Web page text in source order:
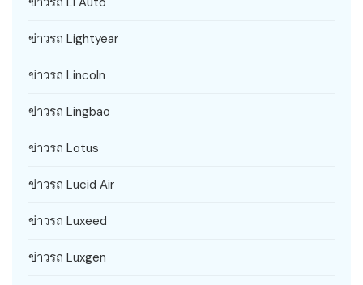
ข่าวรถ Lightyear
ข่าวรถ Lincoln
ข่าวรถ Lingbao
ข่าวรถ Lotus
ข่าวรถ Lucid Air
ข่าวรถ Luxeed
ข่าวรถ Luxgen